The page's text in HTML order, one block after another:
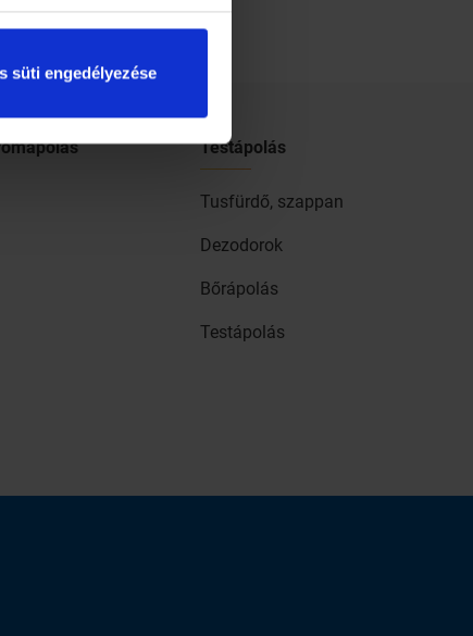
süti engedélyezése
Testápolás
Tusfürdő, szappan
Dezodorok
Bőrápolás
Testápolás